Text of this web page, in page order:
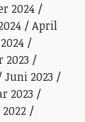
2024
April
2023
Juni 2023
2023